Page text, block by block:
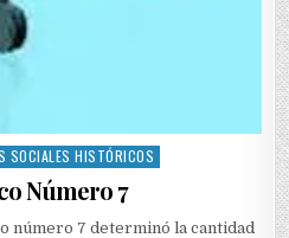
SOCIALES HISTÓRICOS
Número 7
número 7 determinó la cantidad